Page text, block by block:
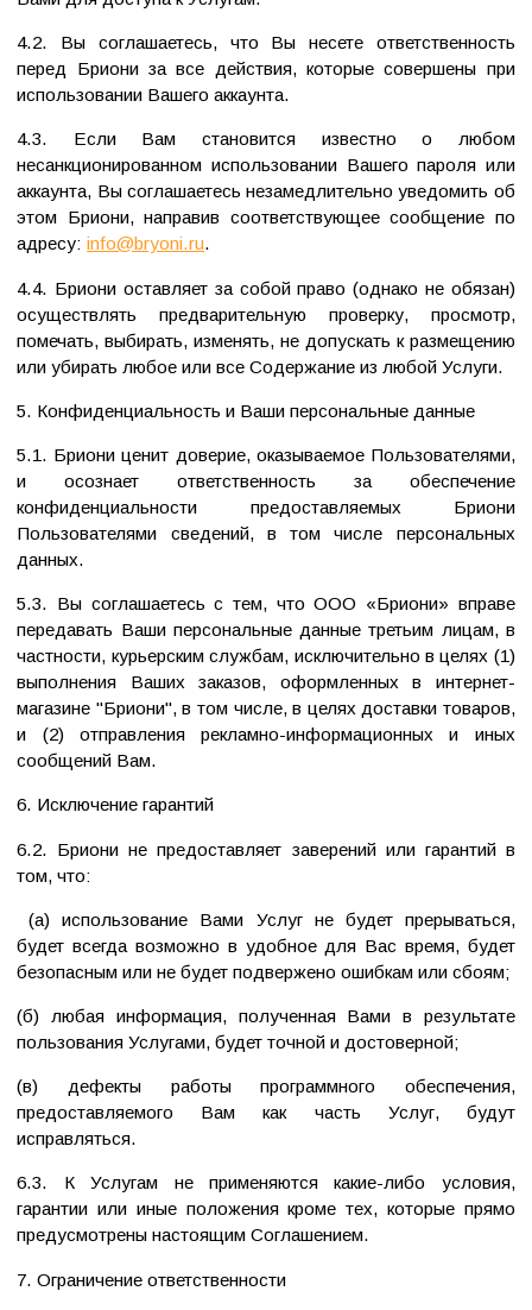
4.2. Вы соглашаетесь, что Вы несете ответственность
перед Бриони за все действия, которые совершены при
использовании Вашего аккаунта.
4.3. Если Вам становится известно о любом
несанкционированном использовании Вашего пароля или
аккаунта, Вы соглашаетесь незамедлительно уведомить об
этом Бриони, направив соответствующее сообщение по
адресу:info@bryoni.ru.
4.4. Бриони оставляет за собой право (однако не обязан)
осуществлять предварительную проверку, просмотр,
помечать, выбирать, изменять, не допускать к размещению
или убирать любое или все Содержание из любой Услуги.
5. Конфиденциальность и Ваши персональные данные
5.1. Бриони ценит доверие, оказываемое Пользователями,
и осознает ответственность за обеспечение
конфиденциальности предоставляемых Бриони
Пользователями сведений, в том числе персональных
данных.
5.3. Вы соглашаетесь с тем, что ООО «Бриони» вправе
передавать Ваши персональные данные третьим лицам, в
частности, курьерским службам, исключительно в целях (1)
выполнения Ваших заказов, оформленных в интернет-
магазине "Бриони", в том числе, в целях доставки товаров,
и (2) отправления рекламно-информационных и иных
сообщений Вам.
6. Исключение гарантий
6.2. Бриони не предоставляет заверений или гарантий в
том, что:
(а) использование Вами Услуг не будет прерываться,
будет всегда возможно в удобное для Вас время, будет
безопасным или не будет подвержено ошибкам или сбоям;
(б) любая информация, полученная Вами в результате
пользования Услугами, будет точной и достоверной;
(в) дефекты работы программного обеспечения,
предоставляемого Вам как часть Услуг, будут
исправляться.
6.3. К Услугам не применяются какие-либо условия,
гарантии или иные положения кроме тех, которые прямо
предусмотрены настоящим Соглашением.
7. Ограничение ответственности